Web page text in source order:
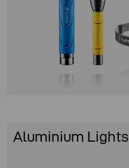
Aluminium Lights